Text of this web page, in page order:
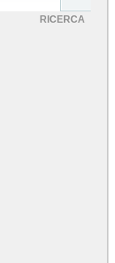
RICERCA